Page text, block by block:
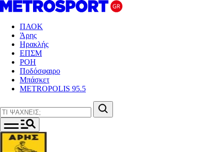
ΠΑΟΚ
Άρης
Ηρακλής
ΕΠΣΜ
ΡΟΗ
Ποδόσφαιρο
Μπάσκετ
METROPOLIS 95.5